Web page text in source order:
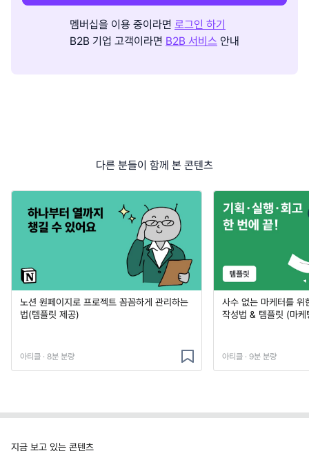
멤버십을 이용 중이라면 로그인 하기
B2B 기업 고객이라면 B2B 서비스 안내
다른 분들이 함께 본 콘텐츠
노션 원페이지로 프로젝트 꼼꼼하게 관리하는
법(템플릿 제공)
아티클 · 8분 분량
사수 없는 마케터를 위
작성법 & 템플릿 (마
아티클 · 9분 분량
지금 보고 있는 콘텐츠